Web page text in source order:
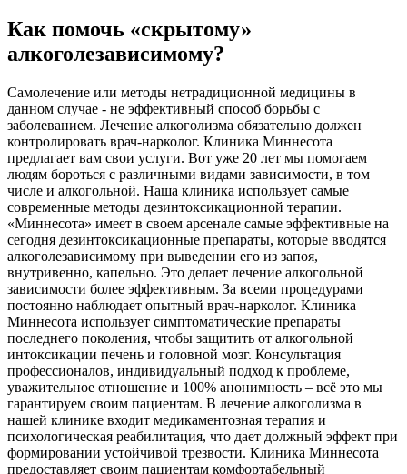
Как помочь «скрытому»
алкоголезависимому?
Самолечение или методы нетрадиционной медицины в
данном случае - не эффективный способ борьбы с
заболеванием. Лечение алкоголизма обязательно должен
контролировать врач-нарколог. Клиника Миннесота
предлагает вам свои услуги. Вот уже 20 лет мы помогаем
людям бороться с различными видами зависимости, в том
числе и алкогольной. Наша клиника использует самые
современные методы дезинтоксикационной терапии.
«Миннесота» имеет в своем арсенале самые эффективные на
сегодня дезинтоксикационные препараты, которые вводятся
алкоголезависимому при выведении его из запоя,
внутривенно, капельно. Это делает лечение алкогольной
зависимости более эффективным. За всеми процедурами
постоянно наблюдает опытный врач-нарколог. Клиника
Миннесота использует симптоматические препараты
последнего поколения, чтобы защитить от алкогольной
интоксикации печень и головной мозг. Консультация
профессионалов, индивидуальный подход к проблеме,
уважительное отношение и 100% анонимность – всё это мы
гарантируем своим пациентам. В лечение алкоголизма в
нашей клинике входит медикаментозная терапия и
психологическая реабилитация, что дает должный эффект при
формировании устойчивой трезвости. Клиника Миннесота
предоставляет своим пациентам комфортабельный